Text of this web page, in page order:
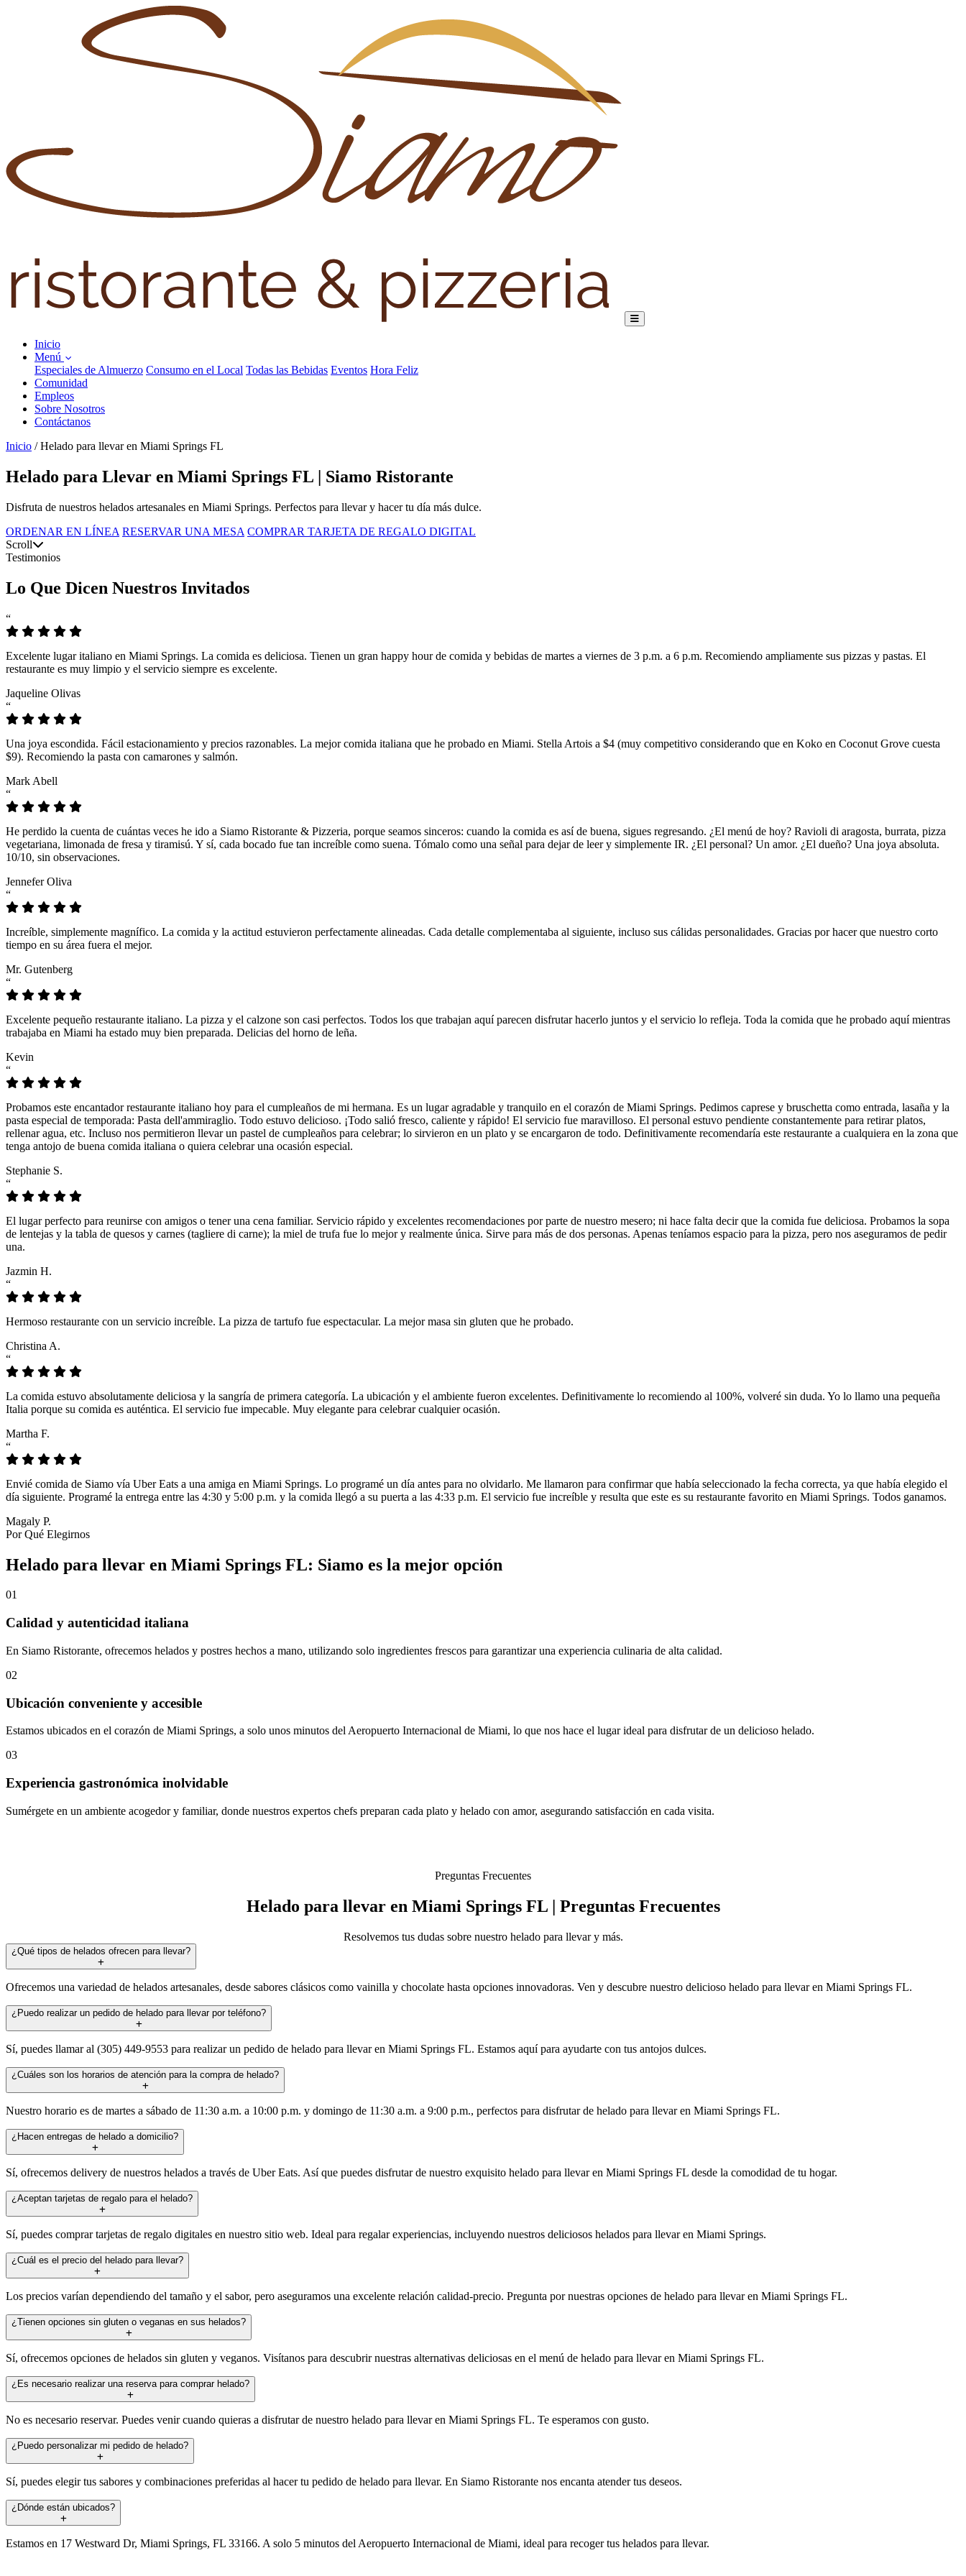
Inicio
Menú
Especiales de Almuerzo Consumo en el Local Todas las Bebidas Eventos Hora Feliz
Comunidad
Empleos
Sobre Nosotros
Contáctanos
Inicio / Helado para llevar en Miami Springs FL
Helado para Llevar en Miami Springs FL | Siamo Ristorante
Disfruta de nuestros helados artesanales en Miami Springs. Perfectos para llevar y hacer tu día más dulce.
ORDENAR EN LÍNEA RESERVAR UNA MESA COMPRAR TARJETA DE REGALO DIGITAL
Scroll
Testimonios
Lo Que Dicen Nuestros Invitados
“
Excelente lugar italiano en Miami Springs. La comida es deliciosa. Tienen un gran happy hour de comida y bebidas de martes a viernes de 3 p.m. a 6 p.m. Recomiendo ampliamente sus pizzas y pastas. El
restaurante es muy limpio y el servicio siempre es excelente.
Jaqueline Olivas
“
Una joya escondida. Fácil estacionamiento y precios razonables. La mejor comida italiana que he probado en Miami. Stella Artois a $4 (muy competitivo considerando que en Koko en Coconut Grove cuesta
$9). Recomiendo la pasta con camarones y salmón.
Mark Abell
“
He perdido la cuenta de cuántas veces he ido a Siamo Ristorante & Pizzeria, porque seamos sinceros: cuando la comida es así de buena, sigues regresando. ¿El menú de hoy? Ravioli di aragosta, burrata, pizza
vegetariana, limonada de fresa y tiramisú. Y sí, cada bocado fue tan increíble como suena. Tómalo como una señal para dejar de leer y simplemente IR. ¿El personal? Un amor. ¿El dueño? Una joya absoluta.
10/10, sin observaciones.
Jennefer Oliva
“
Increíble, simplemente magnífico. La comida y la actitud estuvieron perfectamente alineadas. Cada detalle complementaba al siguiente, incluso sus cálidas personalidades. Gracias por hacer que nuestro corto
tiempo en su área fuera el mejor.
Mr. Gutenberg
“
Excelente pequeño restaurante italiano. La pizza y el calzone son casi perfectos. Todos los que trabajan aquí parecen disfrutar hacerlo juntos y el servicio lo refleja. Toda la comida que he probado aquí mientras
trabajaba en Miami ha estado muy bien preparada. Delicias del horno de leña.
Kevin
“
Probamos este encantador restaurante italiano hoy para el cumpleaños de mi hermana. Es un lugar agradable y tranquilo en el corazón de Miami Springs. Pedimos caprese y bruschetta como entrada, lasaña y la
pasta especial de temporada: Pasta dell'ammiraglio. Todo estuvo delicioso. ¡Todo salió fresco, caliente y rápido! El servicio fue maravilloso. El personal estuvo pendiente constantemente para retirar platos,
rellenar agua, etc. Incluso nos permitieron llevar un pastel de cumpleaños para celebrar; lo sirvieron en un plato y se encargaron de todo. Definitivamente recomendaría este restaurante a cualquiera en la zona que
tenga antojo de buena comida italiana o quiera celebrar una ocasión especial.
Stephanie S.
“
El lugar perfecto para reunirse con amigos o tener una cena familiar. Servicio rápido y excelentes recomendaciones por parte de nuestro mesero; ni hace falta decir que la comida fue deliciosa. Probamos la sopa
de lentejas y la tabla de quesos y carnes (tagliere di carne); la miel de trufa fue lo mejor y realmente única. Sirve para más de dos personas. Apenas teníamos espacio para la pizza, pero nos aseguramos de pedir
una.
Jazmin H.
“
Hermoso restaurante con un servicio increíble. La pizza de tartufo fue espectacular. La mejor masa sin gluten que he probado.
Christina A.
“
La comida estuvo absolutamente deliciosa y la sangría de primera categoría. La ubicación y el ambiente fueron excelentes. Definitivamente lo recomiendo al 100%, volveré sin duda. Yo lo llamo una pequeña
Italia porque su comida es auténtica. El servicio fue impecable. Muy elegante para celebrar cualquier ocasión.
Martha F.
“
Envié comida de Siamo vía Uber Eats a una amiga en Miami Springs. Lo programé un día antes para no olvidarlo. Me llamaron para confirmar que había seleccionado la fecha correcta, ya que había elegido el
día siguiente. Programé la entrega entre las 4:30 y 5:00 p.m. y la comida llegó a su puerta a las 4:33 p.m. El servicio fue increíble y resulta que este es su restaurante favorito en Miami Springs. Todos ganamos.
Magaly P.
Por Qué Elegirnos
Helado para llevar en Miami Springs FL: Siamo es la mejor opción
01
Calidad y autenticidad italiana
En Siamo Ristorante, ofrecemos helados y postres hechos a mano, utilizando solo ingredientes frescos para garantizar una experiencia culinaria de alta calidad.
02
Ubicación conveniente y accesible
Estamos ubicados en el corazón de Miami Springs, a solo unos minutos del Aeropuerto Internacional de Miami, lo que nos hace el lugar ideal para disfrutar de un delicioso helado.
03
Experiencia gastronómica inolvidable
Sumérgete en un ambiente acogedor y familiar, donde nuestros expertos chefs preparan cada plato y helado con amor, asegurando satisfacción en cada visita.
Preguntas Frecuentes
Helado para llevar en Miami Springs FL | Preguntas Frecuentes
Resolvemos tus dudas sobre nuestro helado para llevar y más.
¿Qué tipos de helados ofrecen para llevar?
Ofrecemos una variedad de helados artesanales, desde sabores clásicos como vainilla y chocolate hasta opciones innovadoras. Ven y descubre nuestro delicioso helado para llevar en Miami Springs FL.
¿Puedo realizar un pedido de helado para llevar por teléfono?
Sí, puedes llamar al (305) 449-9553 para realizar un pedido de helado para llevar en Miami Springs FL. Estamos aquí para ayudarte con tus antojos dulces.
¿Cuáles son los horarios de atención para la compra de helado?
Nuestro horario es de martes a sábado de 11:30 a.m. a 10:00 p.m. y domingo de 11:30 a.m. a 9:00 p.m., perfectos para disfrutar de helado para llevar en Miami Springs FL.
¿Hacen entregas de helado a domicilio?
Sí, ofrecemos delivery de nuestros helados a través de Uber Eats. Así que puedes disfrutar de nuestro exquisito helado para llevar en Miami Springs FL desde la comodidad de tu hogar.
¿Aceptan tarjetas de regalo para el helado?
Sí, puedes comprar tarjetas de regalo digitales en nuestro sitio web. Ideal para regalar experiencias, incluyendo nuestros deliciosos helados para llevar en Miami Springs.
¿Cuál es el precio del helado para llevar?
Los precios varían dependiendo del tamaño y el sabor, pero aseguramos una excelente relación calidad-precio. Pregunta por nuestras opciones de helado para llevar en Miami Springs FL.
¿Tienen opciones sin gluten o veganas en sus helados?
Sí, ofrecemos opciones de helados sin gluten y veganos. Visítanos para descubrir nuestras alternativas deliciosas en el menú de helado para llevar en Miami Springs FL.
¿Es necesario realizar una reserva para comprar helado?
No es necesario reservar. Puedes venir cuando quieras a disfrutar de nuestro helado para llevar en Miami Springs FL. Te esperamos con gusto.
¿Puedo personalizar mi pedido de helado?
Sí, puedes elegir tus sabores y combinaciones preferidas al hacer tu pedido de helado para llevar. En Siamo Ristorante nos encanta atender tus deseos.
¿Dónde están ubicados?
Estamos en 17 Westward Dr, Miami Springs, FL 33166. A solo 5 minutos del Aeropuerto Internacional de Miami, ideal para recoger tus helados para llevar.